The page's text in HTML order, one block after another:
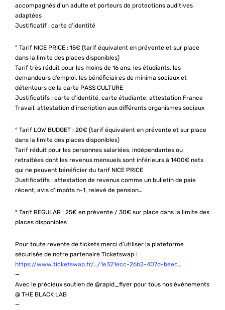
accompagnés d’un adulte et porteurs de protections auditives
adaptées
Justificatif : carte d’identité
° Tarif NICE PRICE : 15€ (tarif équivalent en prévente et sur place
dans la limite des places disponibles)
Tarif très réduit pour les moins de 16 ans, les étudiants, les
demandeurs d’emploi, les bénéficiaires de minima sociaux et
détenteurs de la carte PASS CULTURE
Justificatifs : carte d’identité, carte étudiante, attestation France
Travail, attestation d’inscription aux différents organismes sociaux
° Tarif LOW BUDGET : 20€ (tarif équivalent en prévente et sur place
dans la limite des places disponibles)
Tarif réduit pour les personnes salariées, indépendantes ou
retraitées dont les revenus mensuels sont inférieurs à 1400€ nets
qui ne peuvent bénéficier du tarif NICE PRICE
Justificatifs : attestation de revenus comme un bulletin de paie
récent, avis d’impôts n-1, relevé de pension…
° Tarif REGULAR : 25€ en prévente / 30€ sur place dans la limite des
places disponibles
Pour toute revente de tickets merci d’utiliser la plateforme
sécurisée de notre partenaire Ticketswap :
https://www.ticketswap.fr/…/1e321ecc-26b2-407d-beec…
—
Avec le précieux soutien de @rapid_flyer pour tous nos événements
@ THE BLACK LAB
—